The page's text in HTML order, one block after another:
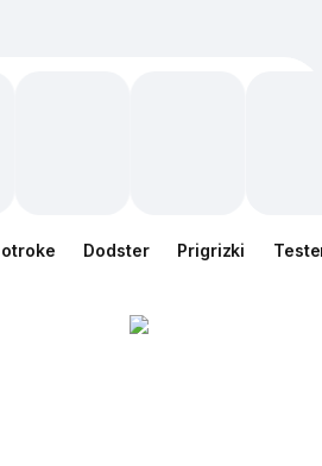
otroke Dodster Prigrizki